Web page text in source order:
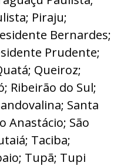
Piraju;
Bernardes;
Prudente;
Queiroz;
Ribeirão do Sul;
Santa
Anastácio; São
Taciba;
Tupã; Tupi